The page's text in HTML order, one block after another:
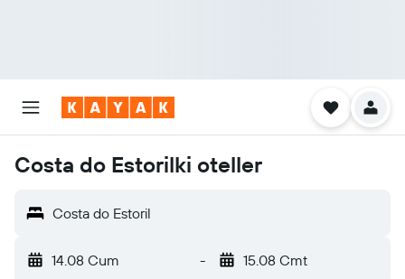
Costa do Estorilki oteller
Costa do Estoril
14.08 Cum - 15.08 Cmt